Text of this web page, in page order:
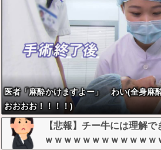
医者「麻酔かけますよー」 わい(全身麻
おおおお！！！！)
【悲報】チー牛には理解
ｗｗｗｗｗｗｗｗｗｗｗｗ